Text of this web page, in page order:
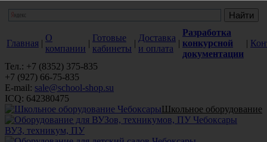
Главная |
О
компании
|
Готовые
кабинеты
|
Доставка
и оплата
|
Разработка
конкурсной
документации
|
Тел.: +7 (8352) 375-835
+7 (927) 66-75-835
E-mail: sale@school-shop.su
ICQ: 642380475
Школьное оборудование
ВУЗ, техникум, ПУ